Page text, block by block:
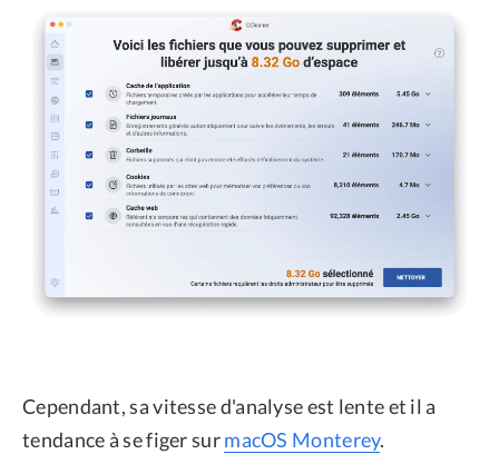
Cependant, sa vitesse d'analyse est lente et il a
tendance à se figer surmacOS Monterey.